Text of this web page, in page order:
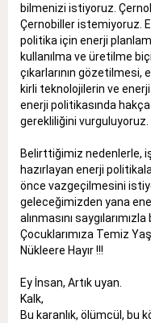
bilmenizi istiyoruz.
Çernobiller istemiyoruz.
politika için enerji
kullanılma ve üretilme
çıkarlarının
kirli teknolojilerin ve
enerji politikasında
gerekliliğini vurguluyoruz.
Belirttiğimiz nedenlerle,
hazırlayan enerji
önce vazgeçilmesini
geleceğimizden yana
alınmasını
Çocuklarımıza Temiz
Nükleere Hayır !!!
Ey İnsan, Artık uyan.
Kalk,
Bu karanlık, ölümcül, bu